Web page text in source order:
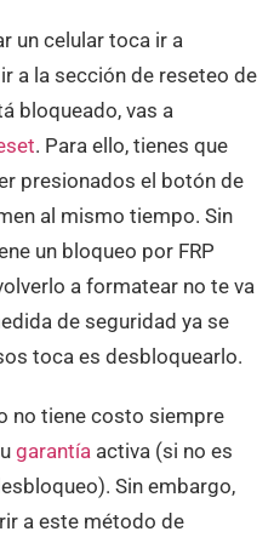
un celular toca ir a
a la sección de reseteo de
bloqueado, vas a
. Para ello, tienes que
presionados el botón de
al mismo tiempo. Sin
un bloqueo por FRP
a formatear no te va
de seguridad ya se
toca es desbloquearlo.
no tiene costo siempre
garantía activa (si no es
Sin embargo,
a este método de